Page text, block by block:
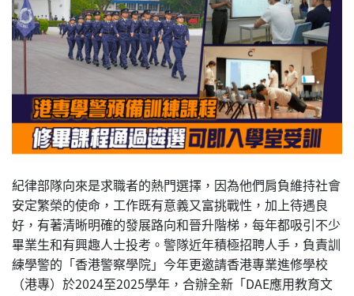
紀律部隊向來是求職者的熱門選擇，因為他們肩負維持社會
安定繁榮的使命，工作既有意義又富挑戰性，加上待遇良
好，有著清晰明確的發展路向和晉升階梯，每年都吸引不少
畢業生和有興趣人士投考。警隊近年積極招聘人手，負責訓
練學警的「香港警察學院」今年更邀請香港專業進修學校
（港專）於2024至2025學年，合辦全新「DAE應用教育文